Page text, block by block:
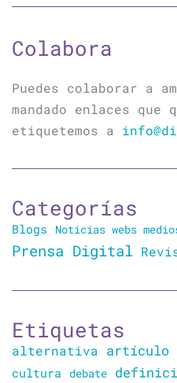
Colabora
Puedes colaborar a
mandado enlaces que
etiquetemos a
Categorías
Blogs Noticias webs
Prensa Digital
Etiquetas
alternativa artículo
cultura debate